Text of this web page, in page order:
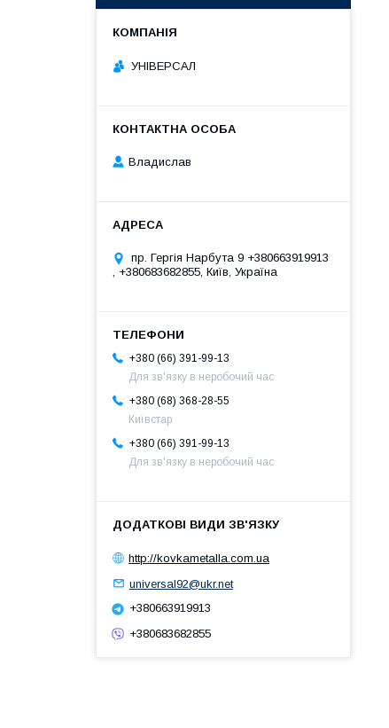
УНІВЕРСАЛ
Владислав
пр. Гергія Нарбута 9 +380663919913
, +380683682855, Київ, Україна
+380 (66) 391-99-13
Для зв'язку в неробочий час
+380 (68) 368-28-55
Київстар
+380 (66) 391-99-13
Для зв'язку в неробочий час
http://kovkametalla.com.ua
universal92@ukr.net
+380663919913
+380683682855